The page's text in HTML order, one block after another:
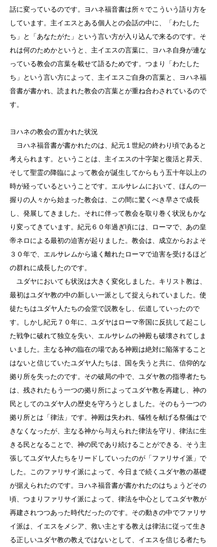
話に変っているのです。ヨハネ福音書は所々でこういう語り方を
しています。主イエスとある個人との会話の中に、「わたした
ち」と「あなたがた」という言い方が入り込んで来るのです。そ
れは何のためかというと、主イエスの言葉に、ヨハネ自身が連な
っている教会の言葉を載せて語るためです。つまり「わたした
ち」という言い方によって、主イエスご自身の言葉と、ヨハネ福
音書が書かれ、読まれた教会の言葉とが重ね合わされているので
す。
ヨハネの教会の置かれた状況
ヨハネ福音書が書かれたのは、紀元１世紀の終わり頃であると
考えられます。ということは、主イエスの十字架と復活と昇天、
そして聖霊の降臨によって教会が誕生してからもう五十年以上の
時が経っているということです。エルサレムにおいて、ほんの一
握りの人々から始まった教会は、この間に驚くべき早さで成長
し、発展してきました。それに伴って教会を取り巻く状況もかな
り変ってきています。紀元６０年過ぎ頃には、ローマで、あの皇
帝ネロによる最初の迫害が起りました。教会は、成立からおよそ
３０年で、エルサレムから遠く離れたローマで迫害を受けるほど
の群れに成長したのです。
ユダヤにおいても状況は大きく変化しました。キリスト教は、
最初はユダヤ教の中の新しい一派として捉えられていました。使
徒たちはユダヤ人たちの会堂で説教をし、伝道していったので
す。しかし紀元７０年に、ユダヤはローマ帝国に反抗して起こし
た戦争に破れて独立を失い、エルサレムの神殿も破壊されてしま
いました。主なる神の臨在の場である神殿は絶対に陥落すること
はないと信じていたユダヤ人たちは、国を失うと共に、信仰的な
拠り所を失ったのです。その破局の中で、ユダヤ教の指導者たち
は、残されたもう一つの拠り所によってユダヤ教を再建し、神の
民としてのユダヤ人の歴史を守ろうとしました。そのもう一つの
拠り所とは「律法」です。神殿は失われ、犠牲を献げる祭儀はで
きなくなったが、主なる神から与えられた律法を守り、律法に生
きる民となることで、神の民であり続けることができる、そう主
張してユダヤ人たちをリードしていったのが「ファリサイ派」で
した。このファリサイ派によって、今日まで続くユダヤ教の基礎
が据えられたのです。ヨハネ福音書が書かれたのはちょうどその
頃、つまりファリサイ派によって、律法を中心としてユダヤ教が
再建されつつあった時代だったのです。その動きの中でファリサ
イ派は、イエスをメシア、救い主とする教えは律法に従って生き
る正しいユダヤ教の教えではないとして、イエスを信じる者たち